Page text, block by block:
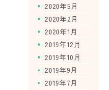
2020年5月
2020年2月
2020年1月
2019年12月
2019年10月
2019年9月
2019年7月